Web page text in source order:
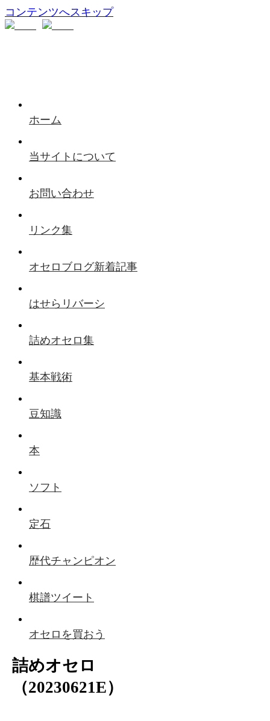
コンテンツへスキップ
ホーム
当サイトについて
お問い合わせ
リンク集
オセロブログ新着記事
はせらリバーシ
詰めオセロ集
基本戦術
豆知識
本
ソフト
定石
歴代チャンピオン
棋譜ツイート
オセロを買おう
詰めオセロ
（20230621E）